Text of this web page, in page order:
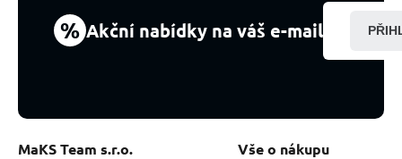
kus
% Akční nabídky na váš e-mail
MaKS Team s.r.o. Vše o nákupu